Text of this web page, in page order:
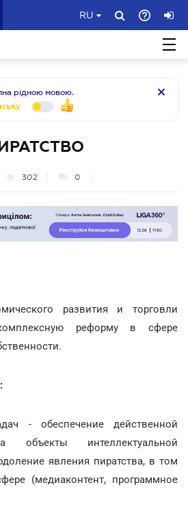
RU
рідною мовою.
302 0
развития и торговли
реформу в сфере
- обеспечение действенной
интеллектуальной
явления пиратства, в том
(медиаконтент, программное